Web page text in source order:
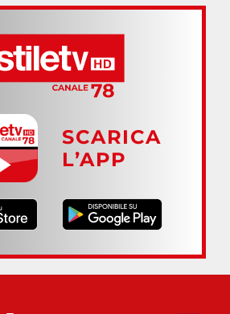
SCARICA
L’APP